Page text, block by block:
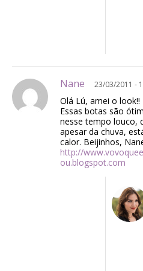
Nane 23/03/2011 -
Olá Lú, amei o look!!
Essas botas são
nesse tempo louco,
apesar da chuva,
calor. Beijinhos,
http://
ou.blogspot.com